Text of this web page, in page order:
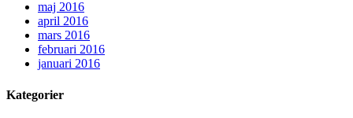
maj 2016
april 2016
mars 2016
februari 2016
januari 2016
Kategorier